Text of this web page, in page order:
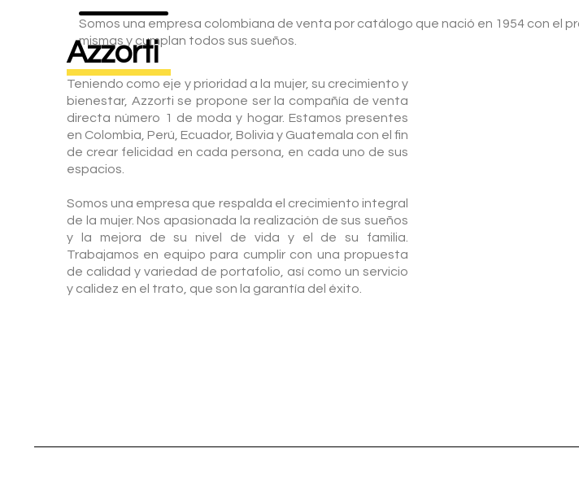
Somos una empresa colombiana de venta por catálogo que nació en 1954 con el
mismas y cumplan todos sus sueños.
Azzorti
Teniendo como eje y prioridad a la mujer, su crecimiento y
bienestar, Azzorti se propone ser la compañía de venta
directa número 1 de moda y hogar. Estamos presentes
en Colombia, Perú, Ecuador, Bolivia y Guatemala con el fin
de crear felicidad en cada persona, en cada uno de sus
espacios.
Somos una empresa que respalda el crecimiento integral
de la mujer. Nos apasionada la realización de sus sueños
y la mejora de su nivel de vida y el de su familia.
Trabajamos en equipo para cumplir con una propuesta
de calidad y variedad de portafolio, así como un servicio
y calidez en el trato, que son la garantía del éxito.